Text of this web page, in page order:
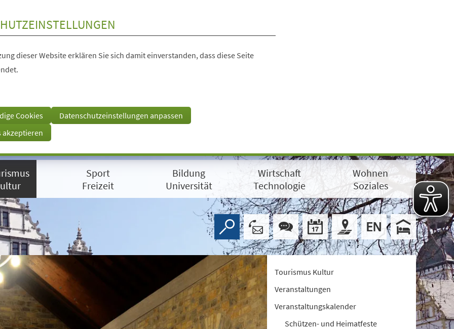
dieser Website erklären Sie sich damit einverstanden, dass diese Seite
Cookies
Datenschutzeinstellungen anpassen
akzeptieren
Sport
Freizeit
Bildung
Universität
Wirtschaft
Technologie
Wohnen
Soziales
Tourismus Kultur
Veranstaltungen
Veranstaltungskalender
Schützen- und Heimatfeste